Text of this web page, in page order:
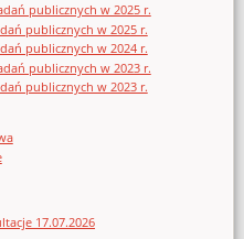
publicznych w 2025 r.
publicznych w 2025 r.
publicznych w 2024 r.
publicznych w 2023 r.
publicznych w 2023 r.
17.07.2026